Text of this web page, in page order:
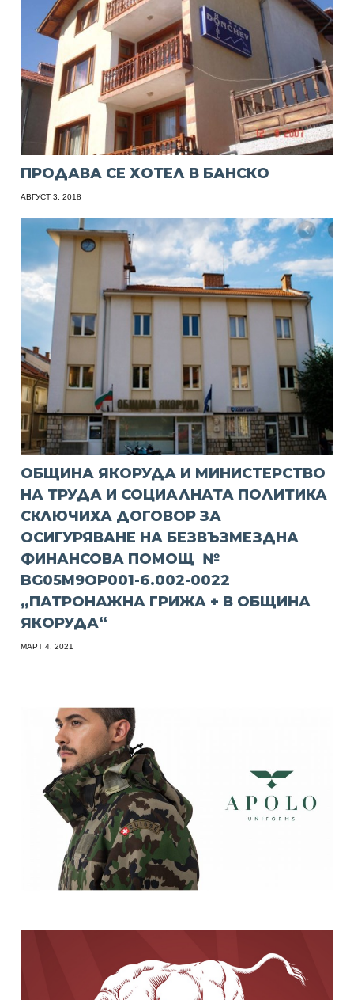
ПРОДАВА СЕ ХОТЕЛ В БАНСКО
АВГУСТ 3, 2018
ОБЩИНА ЯКОРУДА И МИНИСТЕРСТВО
НА ТРУДА И СОЦИАЛНАТА ПОЛИТИКА
СКЛЮЧИХА ДОГОВОР ЗА
ОСИГУРЯВАНЕ НА БЕЗВЪЗМЕЗДНА
ФИНАНСОВА ПОМОЩ №
BG05M9OP001-6.002-0022
„ПАТРОНАЖНА ГРИЖА + В ОБЩИНА
ЯКОРУДА“
МАРТ 4, 2021